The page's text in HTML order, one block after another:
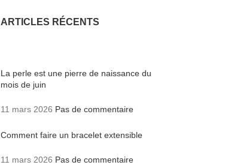
ARTICLES RÉCENTS
La perle est une pierre de naissance du
mois de juin
11 mars 2026 Pas de commentaire
Comment faire un bracelet extensible
11 mars 2026 Pas de commentaire